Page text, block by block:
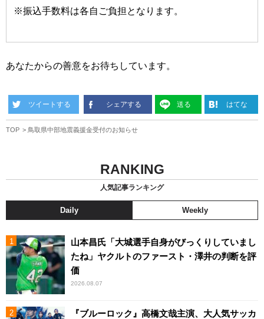
※振込手数料は各自ご負担となります。
あなたからの善意をお待ちしています。
ツイートする シェアする 送る はてな
TOP 鳥取県中部地震義援金受付のお知らせ
RANKING
人気記事ランキング
Daily Weekly
山本昌氏「大城選手自身がびっくりしていまし
たね」ヤクルトのファースト・澤井の判断を評
価
2026.08.07
『ブルーロック』高橋文哉主演、大人気サッカ